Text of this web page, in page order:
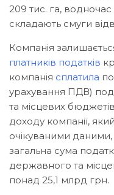
209 тис. га, водночас
складають смуги
Компанія
платників податків
компанія сплатила
урахування ПДВ)
та місцевих
доходу компанії,
очікуваними
загальна сума
державного та
понад 25,1 млрд грн.